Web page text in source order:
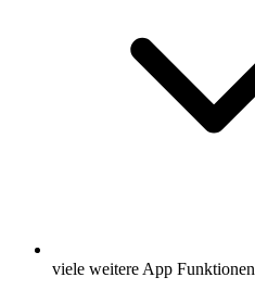
viele weitere App Funktionen